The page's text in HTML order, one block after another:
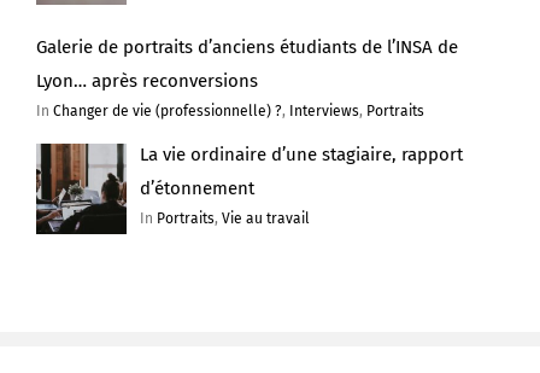
Galerie de portraits d’anciens étudiants de l’INSA de
Lyon… après reconversions
In Changer de vie (professionnelle) ?, Interviews, Portraits
La vie ordinaire d’une stagiaire, rapport
d’étonnement
In Portraits,Vie au travail